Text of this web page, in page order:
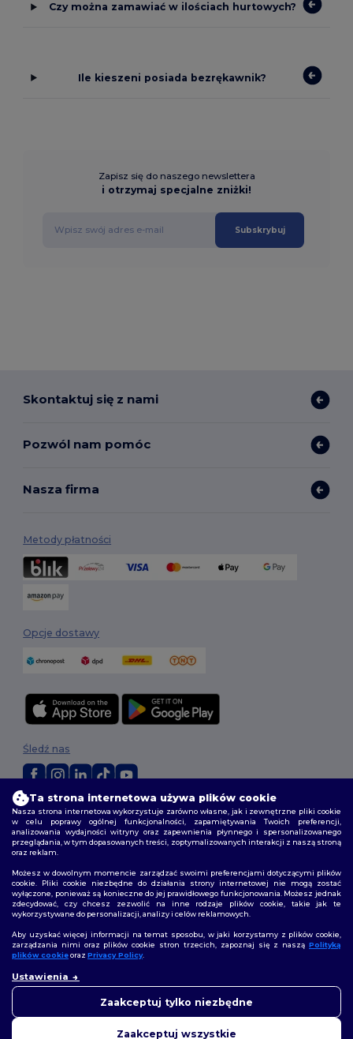
Czy można zamawiać w ilościach hurtowych?
Ile kieszeni posiada bezrękawnik?
Zapisz się do naszego newslettera
i otrzymaj specjalne zniżki!
Subskrybuj
Skontaktuj się z nami
Pozwól nam pomóc
Nasza firma
Metody płatności
Opcje dostawy
2026. Wszelkie prawa zastrzeżone
Warunki i Zasady|Polityka niestandardowa|polityka prywatności|
Polityka plików cookie|Mapa strony
Śledź nas
Ta strona internetowa używa plików cookie
Nasza strona internetowa wykorzystuje zarówno własne, jak i zewnętrzne pliki cookie
w celu poprawy ogólnej funkcjonalności, zapamiętywania Twoich preferencji,
analizowania wydajności witryny oraz zapewnienia płynnego i spersonalizowanego
przeglądania, w tym dopasowanych treści, zoptymalizowanych interakcji z naszą stroną
oraz reklam.
Możesz w dowolnym momencie zarządzać swoimi preferencjami dotyczącymi plików
cookie. Pliki cookie niezbędne do działania strony internetowej nie mogą zostać
wyłączone, ponieważ są konieczne do jej prawidłowego funkcjonowania. Możesz jednak
zdecydować, czy chcesz zezwolić na inne rodzaje plików cookie, takie jak te
wykorzystywane do personalizacji, analizy i celów reklamowych.
Aby uzyskać więcej informacji na temat sposobu, w jaki korzystamy z plików cookie,
zarządzania nimi oraz plików cookie stron trzecich, zapoznaj się z naszą Polityką
plików cookieoraz Privacy Policy.
Ustawienia
Zaakceptuj tylko niezbędne
Zaakceptuj wszystkie
skontaktować się z nami w
chatbot jest tutaj, aby Ci pomóc.